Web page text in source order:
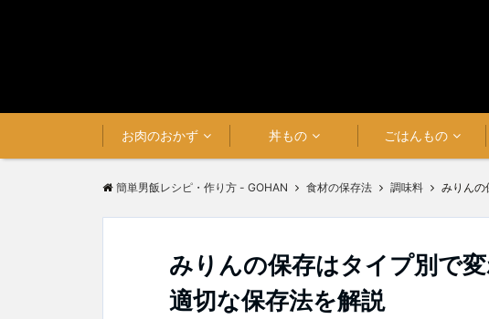
お肉のおかず 丼もの ごはんもの
簡単男飯レシピ・作り方 - GOHAN 食材の保存法 調味料 みりんの
みりんの保存はタイプ別で
適切な保存法を解説